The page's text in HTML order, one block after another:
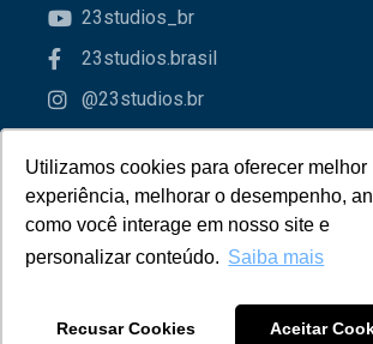
Utilizamos cookies para oferecer melhor
experiência, melhorar o desempenho,
como você interage em nosso site e
personalizar conteúdo. Saiba mais
Recusar Cookies Aceitar
Utilizamos cookies para oferecer melhor
experiência, melhorar o desempenho,
como você interage em nosso site e
personalizar conteúdo. Saiba mais
Recusar Cookies Aceitar
23studios_br
23studios.brasil
@23studios.br
Parceiros